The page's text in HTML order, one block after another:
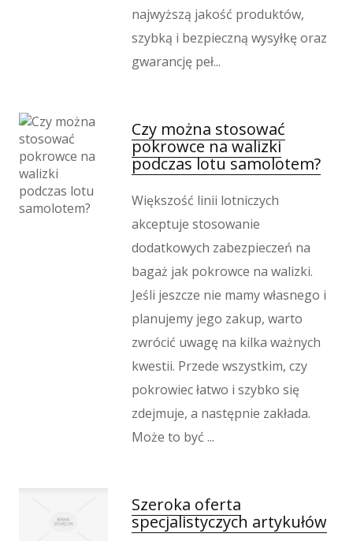
najwyższą jakość produktów,
szybką i bezpieczną wysyłkę oraz
gwarancję peł...
Czy można stosować
pokrowce na walizki
podczas lotu samolotem?
Większość linii lotniczych
akceptuje stosowanie
dodatkowych zabezpieczeń na
bagaż jak pokrowce na walizki.
Jeśli jeszcze nie mamy własnego i
planujemy jego zakup, warto
zwrócić uwagę na kilka ważnych
kwestii. Przede wszystkim, czy
pokrowiec łatwo i szybko się
zdejmuje, a następnie zakłada.
Może to być ...
Szeroka oferta
specjalistyczych artykułów